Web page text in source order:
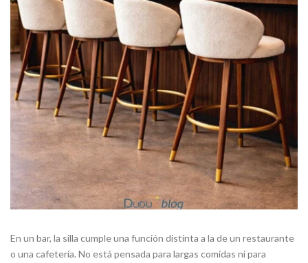
En un bar, la silla cumple una función distinta a la de un restaurante
o una cafetería. No está pensada para largas comidas ni para